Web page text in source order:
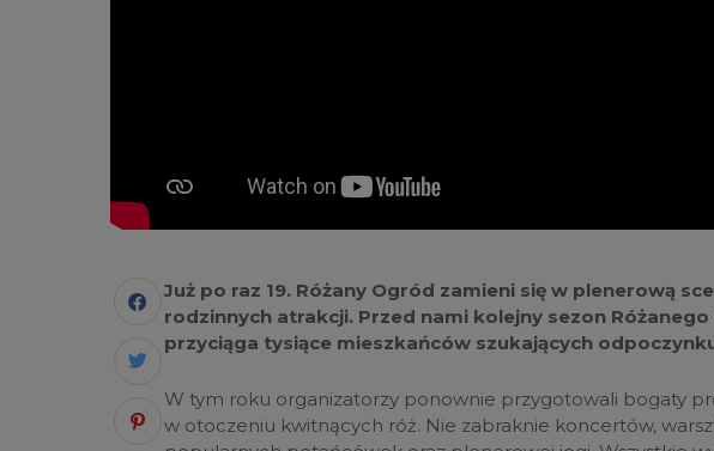
Już po raz 19. Różany Ogród zamieni się w plenerową
rodzinnych atrakcji. Przed nami kolejny sezon
przyciąga tysiące mieszkańców szukających
W tym roku organizatorzy ponownie przygotowali bogaty
w otoczeniu kwitnących róż. Nie zabraknie koncertów,